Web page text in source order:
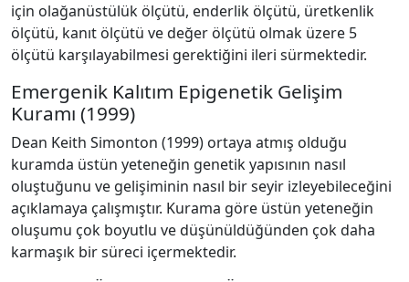
için olağanüstülük ölçütü, enderlik ölçütü, üretkenlik
ölçütü, kanıt ölçütü ve değer ölçütü olmak üzere 5
ölçütü karşılayabilmesi gerektiğini ileri sürmektedir.
Emergenik Kalıtım Epigenetik Gelişim
Kuramı (1999)
Dean Keith Simonton (1999) ortaya atmış olduğu
kuramda üstün yeteneğin genetik yapısının nasıl
oluştuğunu ve gelişiminin nasıl bir seyir izleyebileceğini
açıklamaya çalışmıştır. Kurama göre üstün yeteneğin
oluşumu çok boyutlu ve düşünüldüğünden çok daha
karmaşık bir süreci içermektedir.